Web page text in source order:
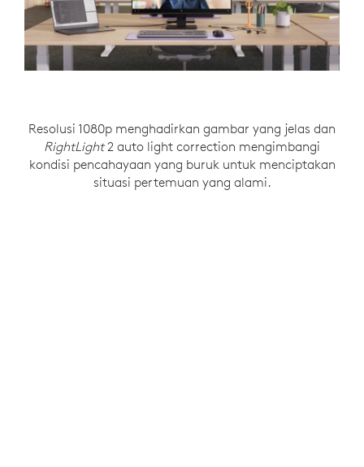
Resolusi 1080p menghadirkan gambar yang jelas dan
RightLight2 auto light correction mengimbangi
kondisi pencahayaan yang buruk untuk menciptakan
situasi pertemuan yang alami.
Mikrofon mono dengan noise-reducing
menangkap suara dengan jelas melalui
peredaman noise di latar belakang.
Putar saja untuk membuka atau menutup
shutter privasi saat tidak digunakan. Sebuah
lampu indikator memberi tahu pengguna
dengan pasti kapan kamera sedang aktif.